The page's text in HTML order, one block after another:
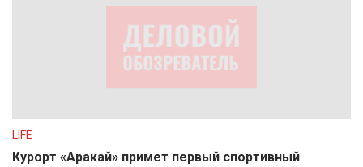
LIFE
Курорт «Аракай» примет первый спортивный